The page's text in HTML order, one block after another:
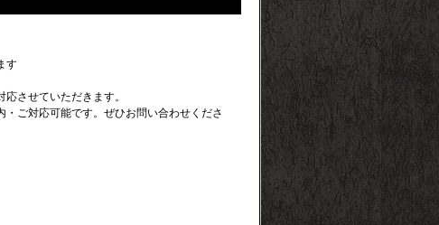
す
させていただきます。
ご対応可能です。ぜひお問い合わせくださ